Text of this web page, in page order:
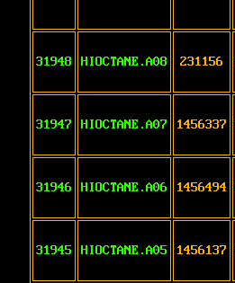
31948 HIOCTANE.A08 231156
31947 HIOCTANE.A07 1456337
31946 HIOCTANE.A06 1456494
31945 HIOCTANE.A05 1456137